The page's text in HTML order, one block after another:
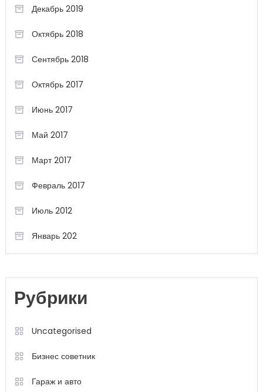
Декабрь 2019
Октябрь 2018
Сентябрь 2018
Октябрь 2017
Июнь 2017
Май 2017
Март 2017
Февраль 2017
Июль 2012
Январь 202
Рубрики
Uncategorised
Бизнес советник
Гараж и авто